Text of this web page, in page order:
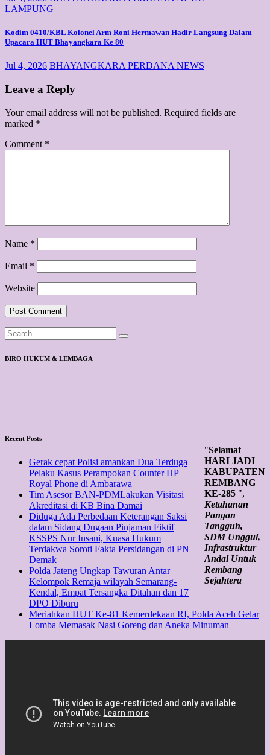
LAMPUNG
Kodim 0410/KBL Kolonel Arm Roni Hermawan Hadir Langsung Dalam
Upacara HUT Bhayangkara Ke 80
Jul 4, 2026 BHAYANGKARA PERDANA NEWS
Leave a Reply
Your email address will not be published. Required fields are
marked *
Comment *
Name *
Email *
Website
BIRO HUKUM & LEMBAGA
"Selamat
HARI JADI
KABUPATEN
REMBANG
KE-285 ",
Ketahanan
Pangan
Tangguh,
SDM Unggul,
Infrastruktur
Andal Untuk
Rembang
Sejahtera
Recent Posts
Gerak cepat Polisi amankan Dua Terduga
Pelaku Kasus Perampokan Counter HP
Royal Phone di Ambarawa
Tim Asesor BAN-PDMLakukan Visitasi
Akreditasi di KB Bina Damai
Diduga Ada Perbedaan Keterangan Saksi
dalam Sidang Dugaan Pinjaman Fiktif
KSSPS Nur Insani, Kuasa Hukum
Terdakwa Soroti Fakta Persidangan di PN
Demak
Polda Jateng Ungkap Tawuran Antar
Kelompok Remaja wilayah Semarang-
Kendal, Empat Tersangka Ditahan dan 17
DPO Diburu
Meriahkan HUT Ke-81 Kemerdekaan RI, Polda Aceh Gelar
Lomba Memasak Nasi Goreng dan Aneka Minuman